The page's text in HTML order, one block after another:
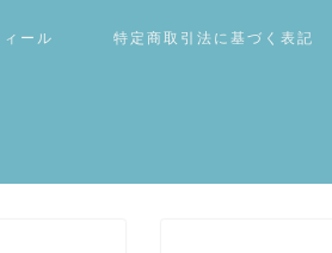
ール 特定商取引法に基づく表記